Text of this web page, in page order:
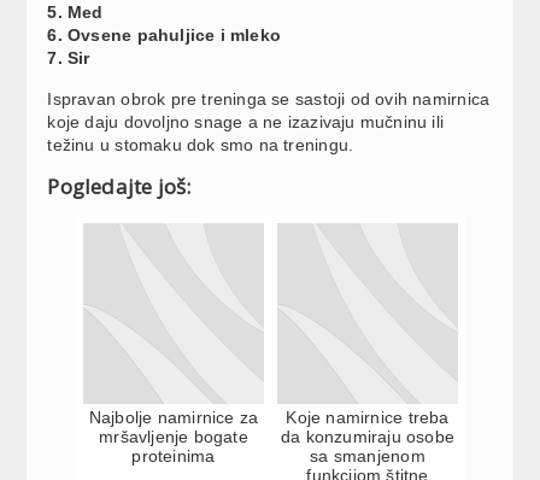
5. Med
6. Ovsene pahuljice i mleko
7. Sir
Ispravan obrok pre treninga se sastoji od ovih namirnica
koje daju dovoljno snage a ne izazivaju mučninu ili
težinu u stomaku dok smo na treningu.
Pogledajte još:
Najbolje namirnice za
mršavljenje bogate
proteinima
Koje namirnice treba
da konzumiraju osobe
sa smanjenom
funkcijom štitne